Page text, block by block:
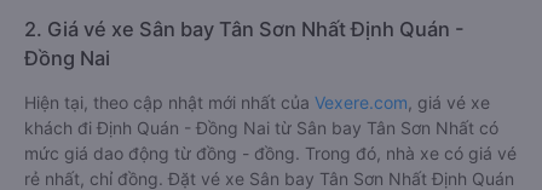
2. Giá vé xe Sân bay Tân Sơn Nhất Định Quán -
Đồng Nai
Hiện tại, theo cập nhật mới nhất của Vexere.com , giá vé xe
khách đi Định Quán - Đồng Nai từ Sân bay Tân Sơn Nhất có
mức giá dao động từ đồng - đồng. Trong đó, nhà xe có giá vé
rẻ nhất, chỉ đồng. Đặt vé xe Sân bay Tân Sơn Nhất Định Quán